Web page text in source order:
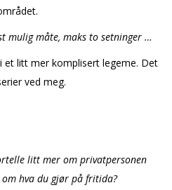
mulig måte, maks to setninger …
et litt mer komplisert legeme. Det
ved meg.
litt mer om privatpersonen
om hva du gjør på fritida?